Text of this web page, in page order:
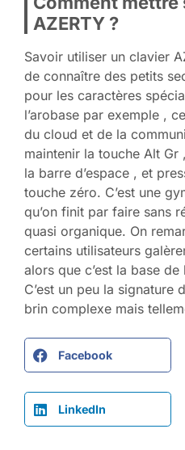
AZERTY ?
Savoir utiliser un clavier
de connaître des petits
pour les caractères
l’arobase par exemple ,
du cloud et de la
maintenir la touche Alt
la barre d’espace , et
touche zéro. C’est une
qu’on finit par faire sans
quasi organique. On
certains utilisateurs
alors que c’est la base
C’est un peu la signature
brin complexe mais
Facebook
LinkedIn